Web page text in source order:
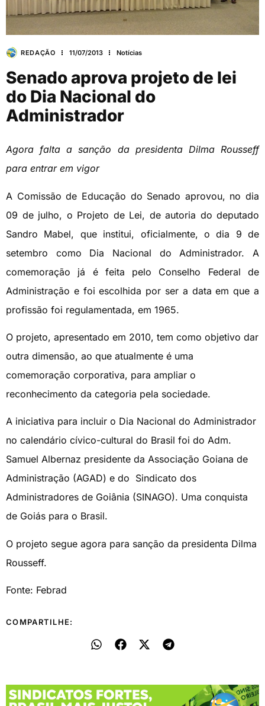
REDAÇÃO 11/07/2013 Notícias
Senado aprova projeto de lei
do Dia Nacional do
Administrador
Agora falta a sanção da presidenta Dilma Rousseff
para entrar em vigor
A Comissão de Educação do Senado aprovou, no dia
09 de julho, o Projeto de Lei, de autoria do deputado
Sandro Mabel, que institui, oficialmente, o dia 9 de
setembro como Dia Nacional do Administrador. A
comemoração já é feita pelo Conselho Federal de
Administração e foi escolhida por ser a data em que a
profissão foi regulamentada, em 1965.
O projeto, apresentado em 2010, tem como objetivo dar
outra dimensão, ao que atualmente é uma
comemoração corporativa, para ampliar o
reconhecimento da categoria pela sociedade.
A iniciativa para incluir o Dia Nacional do Administrador
no calendário cívico-cultural do Brasil foi do Adm.
Samuel Albernaz presidente da Associação Goiana de
Administração (AGAD) e do Sindicato dos
Administradores de Goiânia (SINAGO). Uma conquista
de Goiás para o Brasil.
O projeto segue agora para sanção da presidenta Dilma
Rousseff.
Fonte: Febrad
COMPARTILHE: